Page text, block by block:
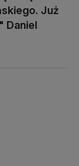
Już
Daniel